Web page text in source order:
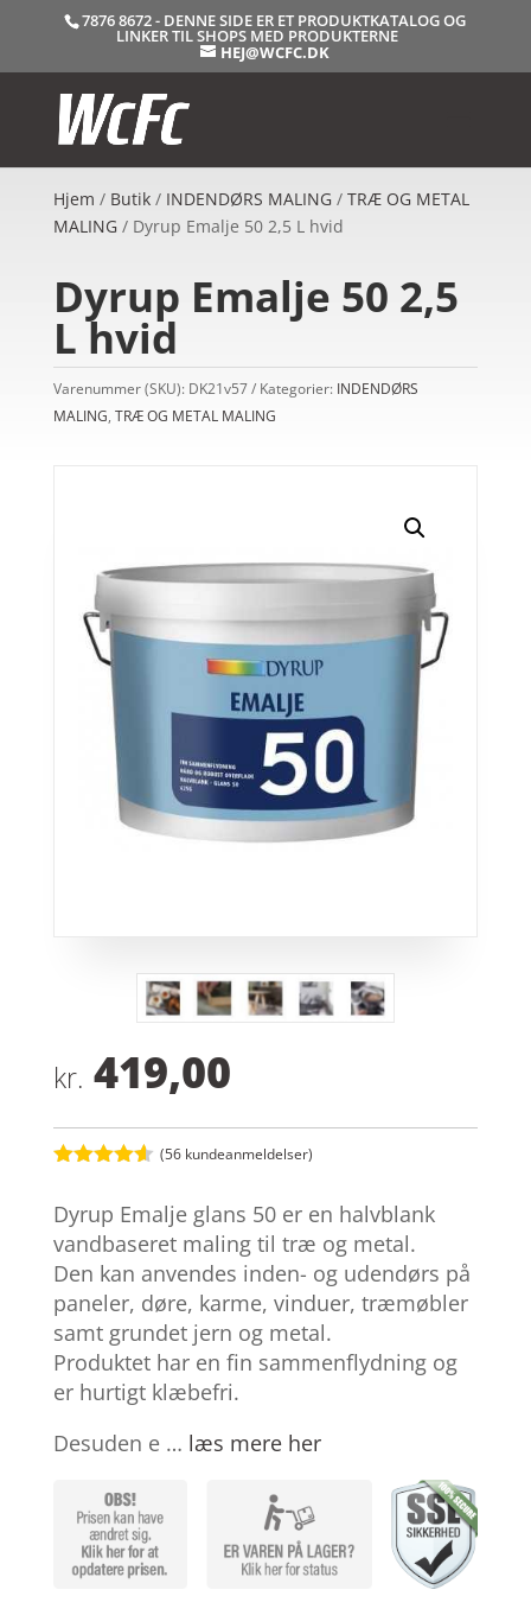
7876 8672 - DENNE SIDE ER ET PRODUKTKATALOG OG
LINKER TIL SHOPS MED PRODUKTERNE
HEJ@WCFC.DK
Hjem / Butik/ INDENDØRS MALING/ TRÆ OG METAL
MALING/ Dyrup Emalje 50 2,5 L hvid
Dyrup Emalje 50 2,5
L hvid
Varenummer (SKU): DK21v57 Kategorier: INDENDØRS
MALING, TRÆ OG METAL MALING
kr. 419,00
ud af 5
baseret
på
kundebedø
mmelser
(56 kundeanmeldelser)
Dyrup Emalje glans 50 er en halvblank
vandbaseret maling til træ og metal.
Den kan anvendes inden- og udendørs på
paneler, døre, karme, vinduer, træmøbler
samt grundet jern og metal.
Produktet har en fin sammenflydning og
er hurtigt klæbefri.
Desuden e … læs mere her